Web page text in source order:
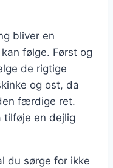
bliver en
følge. Først og
de rigtige
og ost, da
færdige ret.
tilføje en dejlig
du sørge for ikke